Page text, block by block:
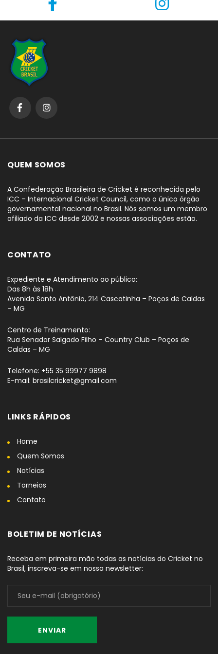
QUEM SOMOS
A Confederação Brasileira de Cricket é reconhecida pelo
ICC – Internacional Cricket Council, como o único órgão
governamental nacional no Brasil. Nós somos um membro
afiliado da ICC desde 2002 e nossas associações estão.
CONTATO
Expediente e Atendimento ao público:
Das 8h às 18h
Avenida Santo Antônio, 214 Cascatinha – Poços de Caldas
– MG
Centro de Treinamento:
Rua Senador Salgado Filho – Country Club – Poços de
Caldas – MG
Telefone: +55 35 99977 9898
E-mail: brasilcricket@gmail.com
LINKS RÁPIDOS
Home
Quem Somos
Notícias
Torneios
Contato
BOLETIM DE NOTÍCIAS
Receba em primeira mão todas as notícias do Cricket no
Brasil, inscreva-se em nossa newsletter: